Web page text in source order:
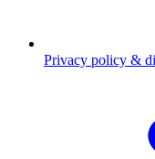
Privacy policy &